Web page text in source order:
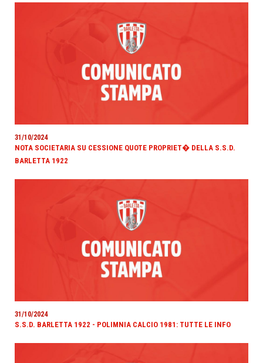
31/10/2024
NOTA SOCIETARIA SU CESSIONE QUOTE PROPRIET� DELLA S.S.D.
BARLETTA 1922
31/10/2024
S.S.D. BARLETTA 1922 - POLIMNIA CALCIO 1981: TUTTE LE INFO